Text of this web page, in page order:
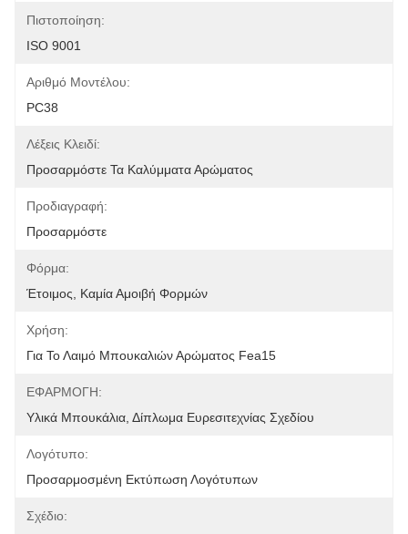
Πιστοποίηση:
ISO 9001
Αριθμό Μοντέλου:
PC38
Λέξεις Κλειδί:
Προσαρμόστε Τα Καλύμματα Αρώματος
Προδιαγραφή:
Προσαρμόστε
Φόρμα:
Έτοιμος, Καμία Αμοιβή Φορμών
Χρήση:
Για Το Λαιμό Μπουκαλιών Αρώματος Fea15
ΕΦΑΡΜΟΓΗ:
Υλικά Μπουκάλια, Δίπλωμα Ευρεσιτεχνίας Σχεδίου
Λογότυπο:
Προσαρμοσμένη Εκτύπωση Λογότυπων
Σχέδιο: